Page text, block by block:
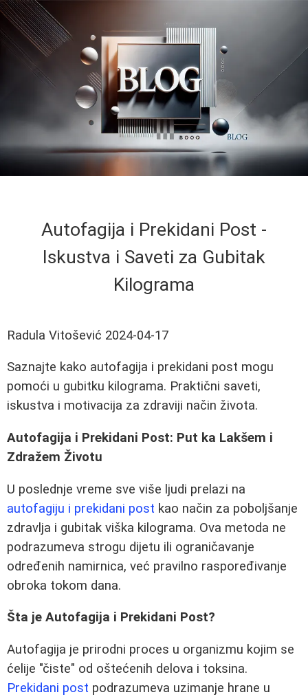
Autofagija i Prekidani Post -
Iskustva i Saveti za Gubitak
Kilograma
Radula Vitošević 2024-04-17
Saznajte kako autofagija i prekidani post mogu
pomoći u gubitku kilograma. Praktični saveti,
iskustva i motivacija za zdraviji način života.
Autofagija i Prekidani Post: Put ka Lakšem i
Zdražem Životu
U poslednje vreme sve više ljudi prelazi na
autofagiju i prekidani post kao način za poboljšanje
zdravlja i gubitak viška kilograma. Ova metoda ne
podrazumeva strogu dijetu ili ograničavanje
određenih namirnica, već pravilno raspoređivanje
obroka tokom dana.
Šta je Autofagija i Prekidani Post?
Autofagija je prirodni proces u organizmu kojim se
ćelije "čiste" od oštećenih delova i toksina.
Prekidani post podrazumeva uzimanje hrane u